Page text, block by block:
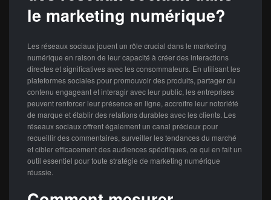
le marketing numérique?
Les réseaux sociaux jouent un rôle crucial dans le marketing
numérique en raison de leur capacité à créer des interactions
directes et significatives avec les consommateurs. En utilisant les
plateformes sociales pour promouvoir des produits, partager du
contenu engageant et interagir avec leur public, les entreprises
peuvent renforcer leur présence en ligne, accroître leur notoriété
de marque et établir des relations durables avec les clients. Les
réseaux sociaux offrent également un canal précieux pour
recueillir des commentaires, surveiller les tendances du marché
et cibler efficacement des audiences spécifiques, ce qui en fait un
outil essentiel pour toute stratégie de marketing numérique
réussie.